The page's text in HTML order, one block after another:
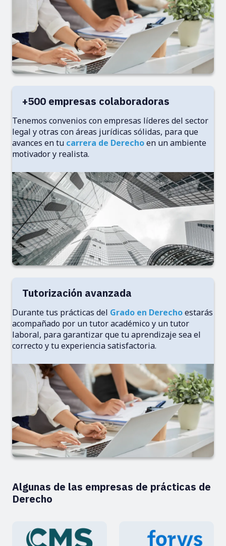
+500 empresas colaboradoras
Tenemos convenios con empresas líderes del sector
legal y otras con áreas jurídicas sólidas, para que
avances en tu carrera de Derechoen un ambiente
motivador y realista.
Tutorización avanzada
Durante tus prácticas del Grado en Derechoestarás
acompañado por un tutor académico y un tutor
laboral, para garantizar que tu aprendizaje sea el
correcto y tu experiencia satisfactoria.
Algunas de las empresas de prácticas de
Derecho